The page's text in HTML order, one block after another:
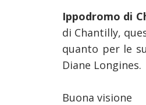
Ippodromo di
di Chantilly,
quanto per le
Diane Longines.
Buona visione